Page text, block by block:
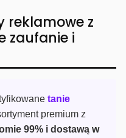
reklamowe z
zaufanie i
tanie
premium z
99% i dostawą w